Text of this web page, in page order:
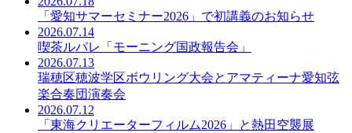
「愛知サマーセミナー2026」で初講義のお知らせ
2026.07.14
喫茶ルパレ「モーニング国政報告会」
2026.07.13
瑞穂区穂波学区ボウリング大会とアマティーナ愛知弦
楽合奏団演奏会
2026.07.12
「東海クリエーターフィルム2026」と熱田空襲展